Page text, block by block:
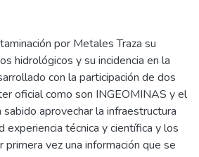
por Metales Traza su
hidrológicos y su incidencia en la
con la participación de dos
oficial como son INGEOMINAS y el
sabido aprovechar la infraestructura
experiencia técnica y científica y los
vez una información que se